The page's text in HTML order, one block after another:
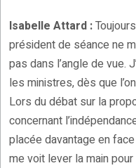
Isabelle Attard :
président de séance ne
pas dans l’angle de vue.
les ministres, dès que
Lors du débat sur la
concernant
placée davantage en
me voit lever la main